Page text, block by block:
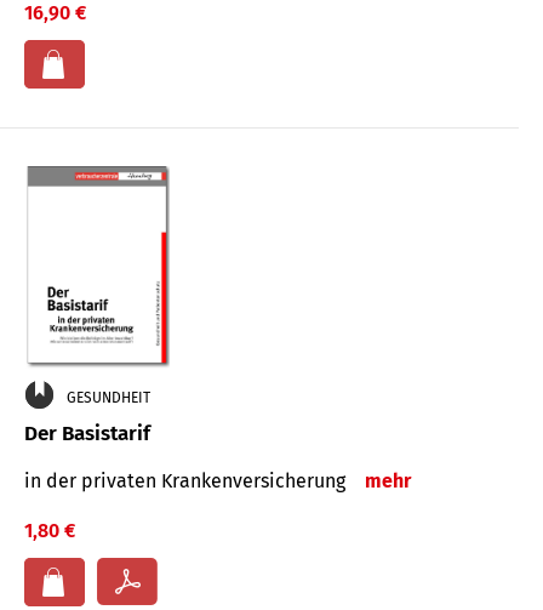
16,90 €
GESUNDHEIT
Der Basistarif
in der privaten Kran­ken­ver­siche­rung mehr
1,80 €